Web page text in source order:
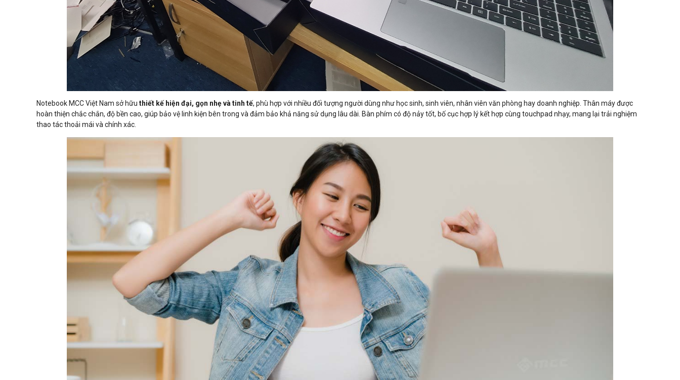
Notebook MCC Việt Nam sở hữu thiết kế hiện đại, gọn nhẹ và tinh tế, phù hợp với nhiều đối tượng người dùng như học sinh, sinh viên, nhân viên văn phòng hay doanh nghiệp. Thân máy được
hoàn thiện chắc chắn, độ bền cao, giúp bảo vệ linh kiện bên trong và đảm bảo khả năng sử dụng lâu dài. Bàn phím có độ nảy tốt, bố cục hợp lý kết hợp cùng touchpad nhạy, mang lại trải nghiệm
thao tác thoải mái và chính xác.